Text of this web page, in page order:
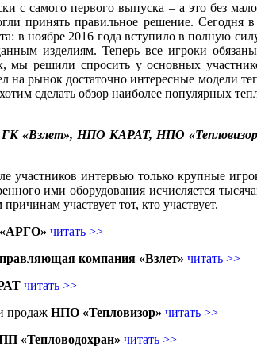
с самого первого выпуска – а это без
принять правильное решение.
в ноябре 2016 года вступило в полную
изделиям. Теперь все игроки
мы решили спросить у основных
рынок достаточно интересные модели
сделать обзор наиболее популярных
«Взлет», НПО КАРАТ, НПО
участников интервью только крупные
ими оборудования исчисляется
участвует тот, кто участвует.
читать >>
компания «Взлет» читать >>
читать >>
продаж НПО «Тепловизор» читать >>
«Тепловодохран» читать >>